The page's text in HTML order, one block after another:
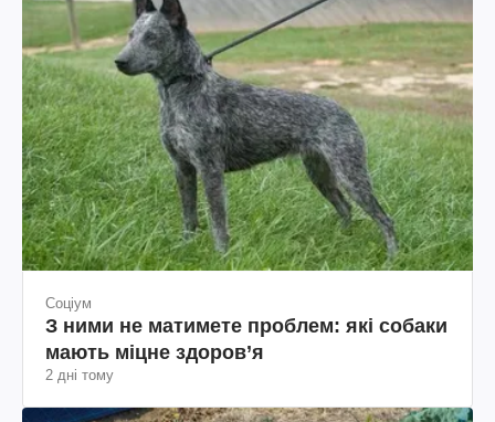
Соціум
З ними не матимете проблем: які собаки
мають міцне здоров’я
2 дні тому